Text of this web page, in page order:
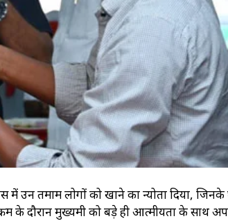
में उन तमाम लोगों को खाने का न्योता दिया, जिनके
के दौरान मुख्यमंत्री को बड़े ही आत्मीयता के साथ